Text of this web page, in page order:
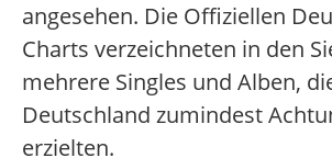
angesehen. Die Offiziellen
Charts verzeichneten in den
mehrere Singles und Alben,
Deutschland zumindest
erzielten.